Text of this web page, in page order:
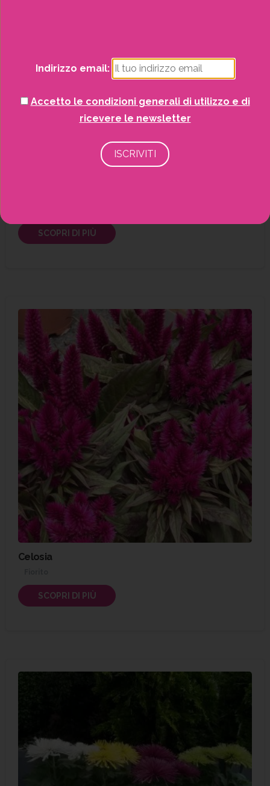
Fiorito
SCOPRI DI PIÙ
Celosia
SCOPRI DI PIÙ
Indirizzo email:
Accetto le condizioni generali di utilizzo e di
ricevere le newsletter